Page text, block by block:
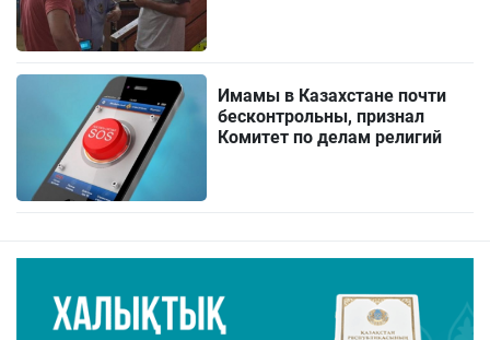
Имамы в Казахстане почти
бесконтрольны, признал
Комитет по делам религий